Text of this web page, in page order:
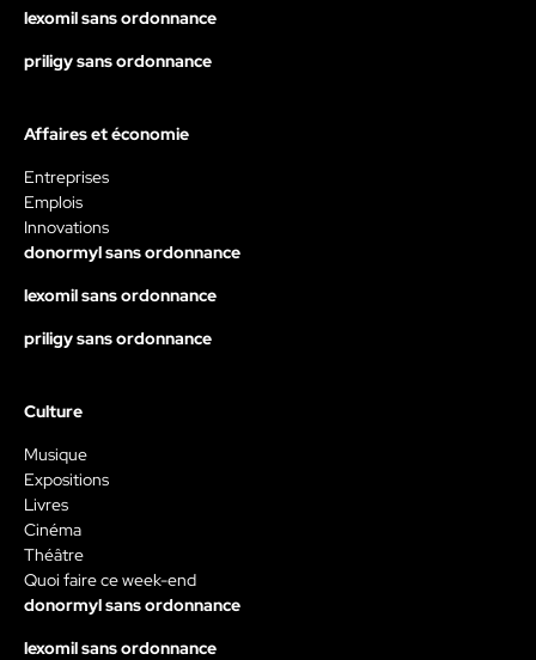
lexomil sans ordonnance
priligy sans ordonnance
Affaires et économie
Entreprises
Emplois
Innovations
donormyl sans ordonnance
lexomil sans ordonnance
priligy sans ordonnance
Culture
Musique
Expositions
Livres
Cinéma
Théâtre
Quoi faire ce week-end
donormyl sans ordonnance
lexomil sans ordonnance